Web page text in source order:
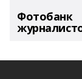
Фотобанк